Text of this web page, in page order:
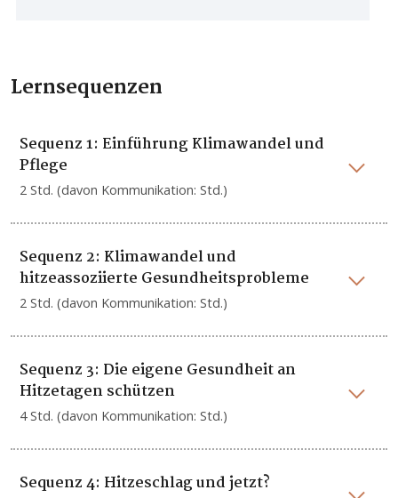
Lernsequenzen
Sequenz 1: Einführung Klimawandel und
Pflege
2 Std. (davon Kommunikation: Std.)
Sequenz 2: Klimawandel und
hitzeassoziierte Gesundheitsprobleme
2 Std. (davon Kommunikation: Std.)
Sequenz 3: Die eigene Gesundheit an
Hitzetagen schützen
4 Std. (davon Kommunikation: Std.)
Sequenz 4: Hitzeschlag und jetzt?